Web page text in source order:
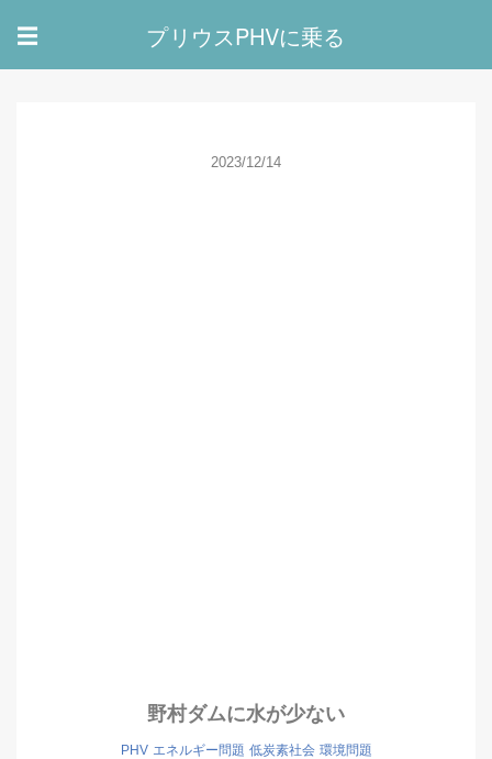
☰ プリウスPHVに乗る
2023/12/14
野村ダムに水が少ない
PHV エネルギー問題 低炭素社会 環境問題